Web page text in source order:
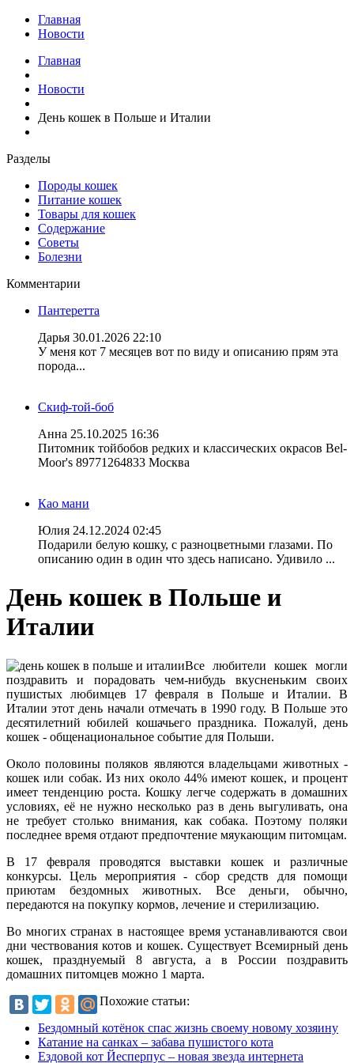
Главная
Новости
Главная
Новости
День кошек в Польше и Италии
Разделы
Породы кошек
Питание кошек
Товары для кошек
Содержание
Советы
Болезни
Комментарии
Пантеретта
Дарья 30.01.2026 22:10
У меня кот 7 месяцев вот по виду и описанию прям эта
порода...
Скиф-той-боб
Анна 25.10.2025 16:36
Питомник тойбобов редких и классических окрасов Bel-
Moor's 89771264833 Москва
Као мани
Юлия 24.12.2024 02:45
Подарили белую кошку, с разноцветными глазами. По
описанию один в один что здесь написано. Удивило ...
День кошек в Польше и
Италии
Все любители кошек могли
поздравить и порадовать чем-нибудь вкусненьким своих
пушистых любимцев 17 февраля в Польше и Италии. В
Италии этот день начали отмечать в 1990 году. В Польше это
десятилетний юбилей кошачьего праздника. Пожалуй, день
кошек - общенациональное событие для Польши.
Около половины поляков являются владельцами животных -
кошек или собак. Из них около 44% имеют кошек, и процент
имеет тенденцию роста. Кошку легче содержать в домашних
условиях, её не нужно несколько раз в день выгуливать, она
не требует столько внимания, как собака. Поэтому поляки
последнее время отдают предпочтение мяукающим питомцам.
В 17 февраля проводятся выставки кошек и различные
конкурсы. Цель мероприятия - сбор средств для помощи
приютам бездомных животных. Все деньги, обычно,
передаются на покупку кормов, лечение и стерилизацию.
Во многих странах в настоящее время устанавливаются свои
дни чествования котов и кошек. Существует Всемирный день
кошек, празднуемый 8 августа, а в России поздравить
домашних питомцев можно 1 марта.
Похожие статьи:
Бездомный котёнок спас жизнь своему новому хозяину
Катание на санках – забава пушистого кота
Ездовой кот Йесперпус – новая звезда интернета